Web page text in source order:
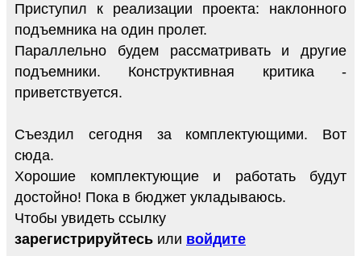
Приступил к реализации проекта: наклонного
подъемника на один пролет.
Параллельно будем рассматривать и другие
подъемники. Конструктивная критика -
приветствуется.
Съездил сегодня за комплектующими. Вот
сюда.
Хорошие комплектующие и работать будут
достойно! Пока в бюджет укладываюсь.
Чтобы увидеть ссылку
зарегистрируйтесь или войдите